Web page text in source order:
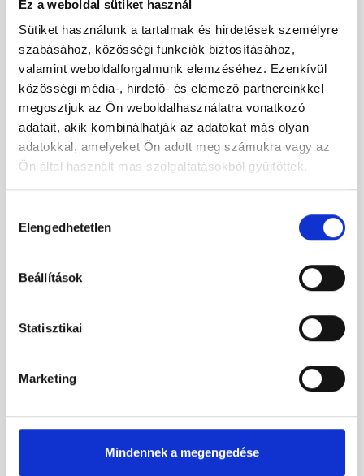
Ez a weboldal sütiket használ
Sütiket használunk a tartalmak és hirdetések személyre
szabásához, közösségi funkciók biztosításához,
valamint weboldalforgalmunk elemzéséhez. Ezenkívül
közösségi média-, hirdető- és elemező partnereinkkel
megosztjuk az Ön weboldalhasználatra vonatkozó
adatait, akik kombinálhatják az adatokat más olyan
adatokkal, amelyeket Ön adott meg számukra vagy az
Ön által használt más szolgáltatásokból gyűjtöttek.
kiválasztása
Elengedhetetlen
Beállítások
Statisztikai
Marketing
Mindennek a megengedése
Hasonló projektben gondolkodik?
Vegye fel velünk a
Elérhetőségeink